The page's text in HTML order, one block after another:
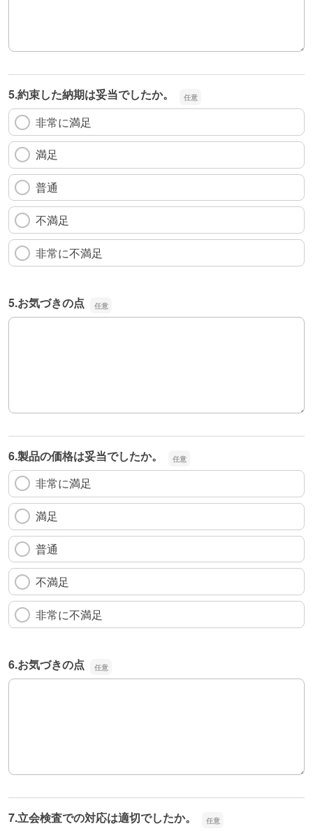
5.約束した納期は妥当でしたか。
非常に満足
満足
普通
不満足
非常に不満足
5.お気づきの点
5.お気づきの点
6.製品の価格は妥当でしたか。
非常に満足
満足
普通
不満足
非常に不満足
6.お気づきの点
6.お気づきの点
7.立会検査での対応は適切でしたか。